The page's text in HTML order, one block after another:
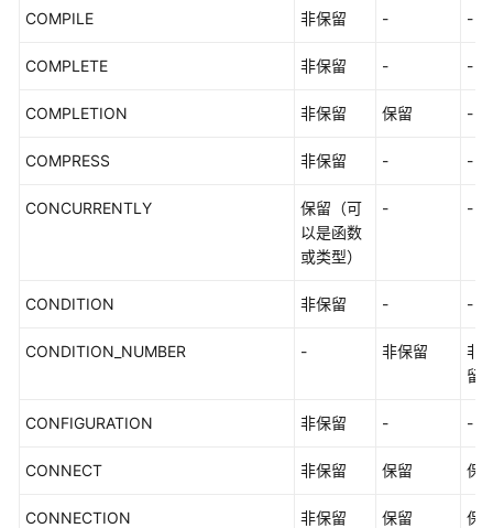
议
皮
资
域
系
限
COMPILE 非保留 - -
COMPLETE 非保留 - -
COMPLETION 非保留 保留 -
COMPRESS 非保留 - -
CONCURRENTLY
保留（可
以是函数
或类型）
- -
CONDITION 非保留 - -
CONDITION_NUMBER - 非保留
非
留
CONFIGURATION 非保留 - -
CONNECT 非保留 保留 保
CONNECTION 非保留 保留 保